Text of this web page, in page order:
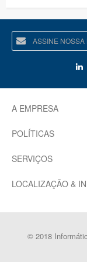
A EMPRESA
POLÍTICAS
SERVIÇOS
LOCALIZAÇÃO &
© 2018